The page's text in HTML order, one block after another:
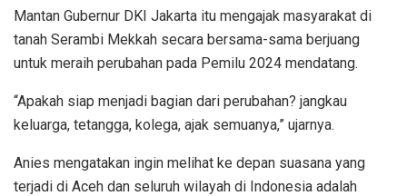
Mantan Gubernur DKI Jakarta itu mengajak masyarakat di
tanah Serambi Mekkah secara bersama-sama berjuang
untuk meraih perubahan pada Pemilu 2024 mendatang.
“Apakah siap menjadi bagian dari perubahan? jangkau
keluarga, tetangga, kolega, ajak semuanya,” ujarnya.
Anies mengatakan ingin melihat ke depan suasana yang
terjadi di Aceh dan seluruh wilayah di Indonesia adalah